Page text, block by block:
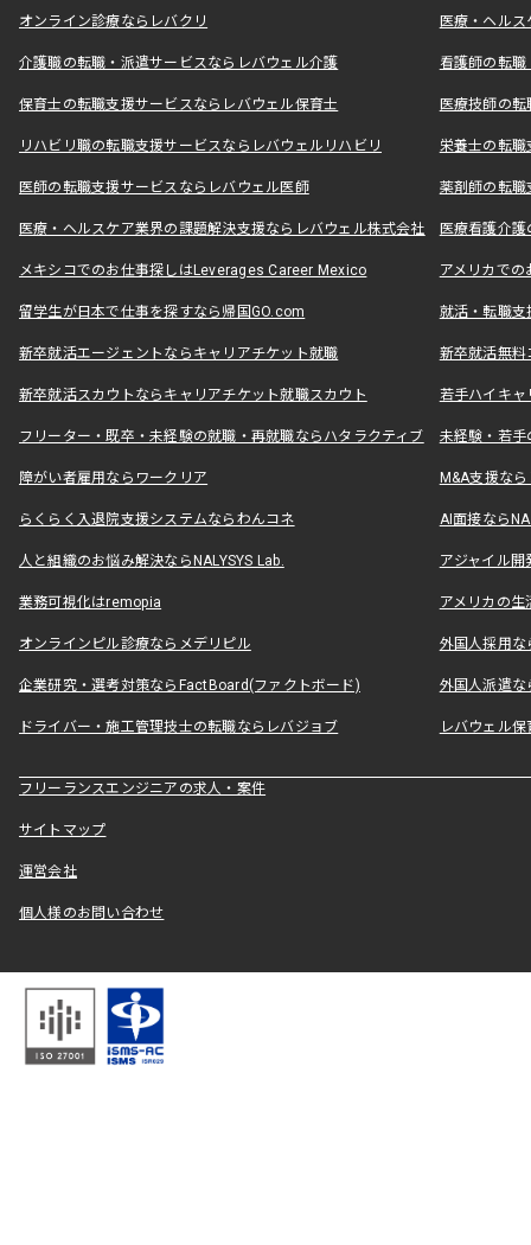
オンライン診療ならレバクリ 医療・ヘル
介護職の転職・派遣サービスならレバウェル介護 看護師の転
保育士の転職支援サービスならレバウェル保育士 医療技師の
リハビリ職の転職支援サービスならレバウェルリハビリ 栄養士の転
医師の転職支援サービスならレバウェル医師 薬剤師の転
医療・ヘルスケア業界の課題解決支援ならレバウェル株式会社 医療看護介
メキシコでのお仕事探しはLeverages Career Mexico アメリカで
留学生が日本で仕事を探すなら帰国GO.com 就活・転職
新卒就活エージェントならキャリアチケット就職 新卒就活無料
新卒就活スカウトならキャリアチケット就職スカウト 若手ハイキ
フリーター・既卒・未経験の就職・再就職ならハタラクティブ 未経験・若手
障がい者雇用ならワークリア M&A支援な
らくらく入退院支援システムならわんコネ AI面接なら
人と組織のお悩み解決ならNALYSYS Lab. アジャイル
業務可視化はremopia アメリカの
オンラインピル診療ならメデリピル 外国人採用
企業研究・選考対策ならFactBoard(ファクトボード) 外国人派遣な
ドライバー・施工管理技士の転職ならレバジョブ レバウェル
フリーランスエンジニアの求人・案件
サイトマップ
運営会社
個人様のお問い合わせ